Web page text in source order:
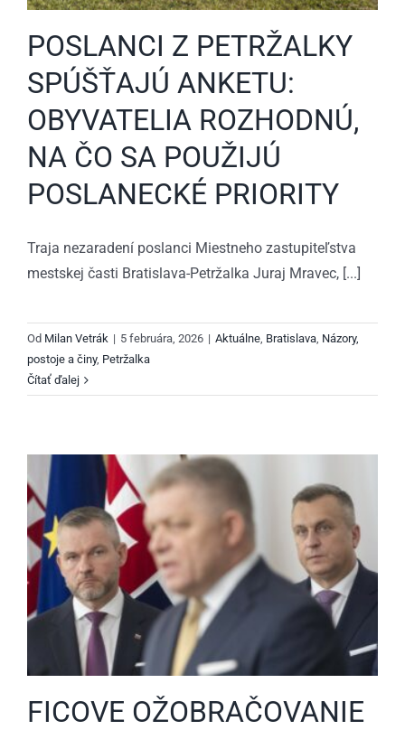
POSLANCI Z PETRŽALKY
SPÚŠŤAJÚ ANKETU:
OBYVATELIA ROZHODNÚ,
NA ČO SA POUŽIJÚ
POSLANECKÉ PRIORITY
Traja nezaradení poslanci Miestneho zastupiteľstva
mestskej časti Bratislava-Petržalka Juraj Mravec, [...]
Od Milan Vetrák | 5 februára, 2026 | Aktuálne Bratislava Názory,
postoje a činy, Petržalka
Čítať ďalej
FICOVE OŽOBRAČOVANIE